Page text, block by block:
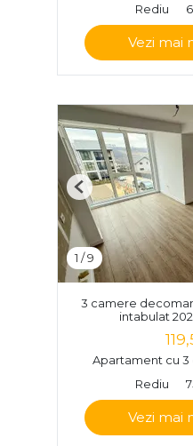
Rediu
Vezi mai
1 /9
Previous
3 camere
intabulat
Apartament cu
Rediu
Vezi mai